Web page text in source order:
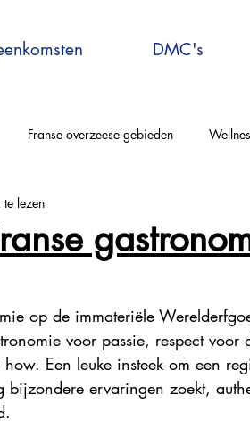
DMC's
Franse overzeese gebieden
Auvergne-Rhône-Alpes
France Virtual Travel to France
2023
lezen
op de immateriële
voor passie, respect voor
Een leuke insteek om een
ervaringen zoekt,